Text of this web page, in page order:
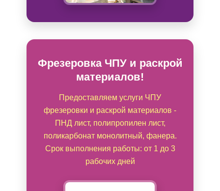
Фрезеровка ЧПУ и раскрой
материалов!
Предоставляем услуги ЧПУ
фрезеровки и раскрой материалов -
ПНД лист, полипропилен лист,
поликарбонат монолитный, фанера.
Срок выполнения работы: от 1 до 3
рабочих дней